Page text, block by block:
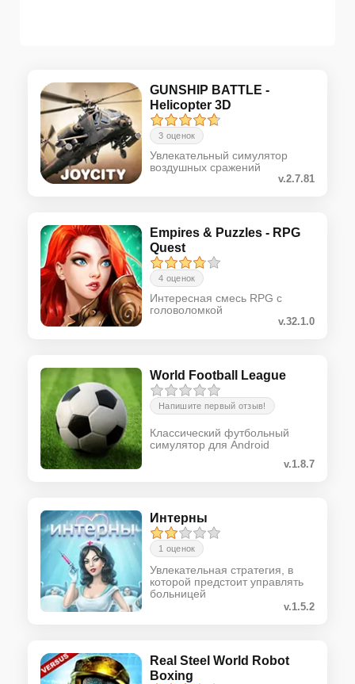
GUNSHIP BATTLE -
Helicopter 3D
3 оценок
Увлекательный симулятор
воздушных сражений
v.2.7.81
Empires & Puzzles - RPG
Quest
4 оценок
Интересная смесь RPG с
головоломкой
v.32.1.0
World Football League
Напишите первый отзыв!
Классический футбольный
симулятор для Android
v.1.8.7
Интерны
1 оценок
Увлекательная стратегия, в
которой предстоит управлять
больницей
v.1.5.2
Real Steel World Robot
Boxing